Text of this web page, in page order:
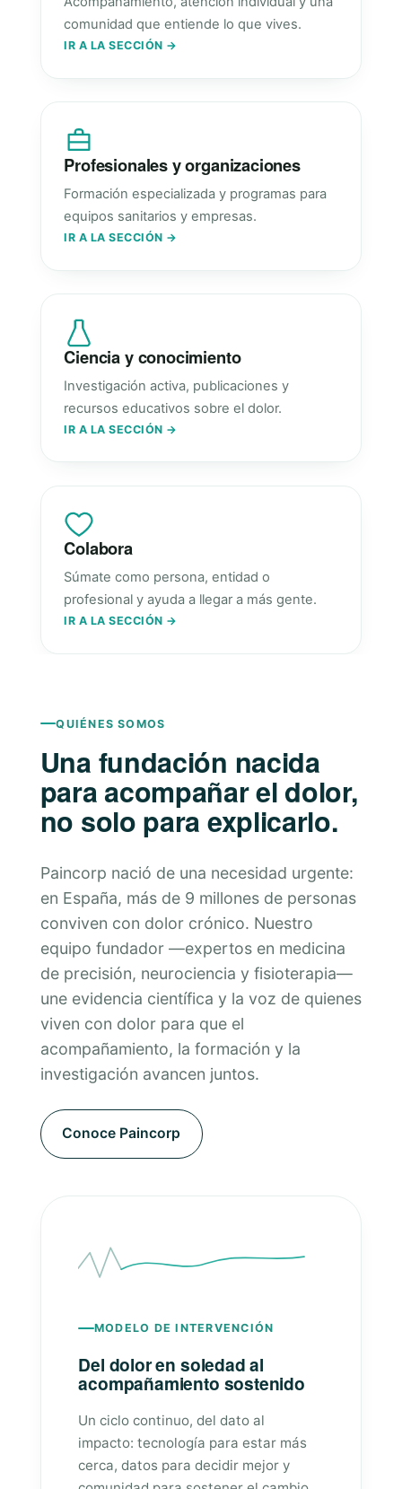
comunidad que entiende lo que vives.
IR A LA SECCIÓN →
Profesionales y organizaciones
Formación especializada y programas para
equipos sanitarios y empresas.
IR A LA SECCIÓN →
Ciencia y conocimiento
Investigación activa, publicaciones y
recursos educativos sobre el dolor.
IR A LA SECCIÓN →
Colabora
Súmate como persona, entidad o
profesional y ayuda a llegar a más gente.
IR A LA SECCIÓN →
QUIÉNES SOMOS
Una fundación nacida
para acompañar el dolor,
no solo para explicarlo.
Paincorp nació de una necesidad urgente:
en España, más de 9 millones de personas
conviven con dolor crónico. Nuestro
equipo fundador —expertos en medicina
de precisión, neurociencia y fisioterapia—
une evidencia científica y la voz de quienes
viven con dolor para que el
acompañamiento, la formación y la
investigación avancen juntos.
Conoce Paincorp
MODELO DE INTERVENCIÓN
Del dolor en soledad al
acompañamiento sostenido
Un ciclo continuo, del dato al
impacto: tecnología para estar más
cerca, datos para decidir mejor y